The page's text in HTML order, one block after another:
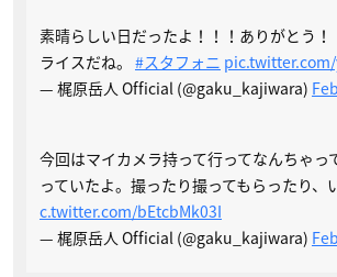
素晴らしい日だったよ！！！ありがとう！
ライスだね。 #スタフォニ
— 梶原岳人 Official (@gaku_kajiwara)
今回はマイカメラ持って行ってなんちゃっ
っていたよ。撮ったり撮ってもらったり、
c.twitter.com/bEtcbMk03I
— 梶原岳人 Official (@gaku_kajiwara)